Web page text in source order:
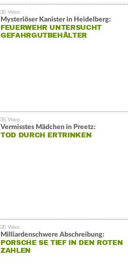
Mysteriöser Kanister in Heidelberg:
FEUERWEHR UNTERSUCHT
GEFAHRGUTBEHÄLTER
Vermisstes Mädchen in Preetz:
TOD DURCH ERTRINKEN
Milliardenschwere Abschreibung:
PORSCHE SE TIEF IN DEN ROTEN
ZAHLEN